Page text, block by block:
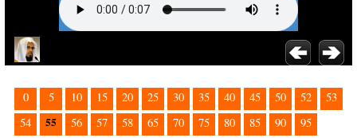
0 5 10 15 20 25 30 35 40 45 50 52
53
54
55 56 57 58 65 70 75 80 85 90 95